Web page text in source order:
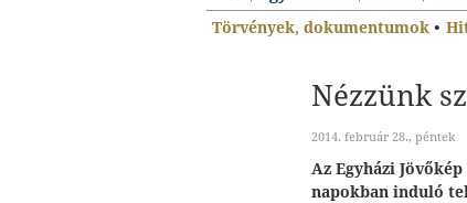
Törvények, dokumentumok •
Nézzünk
2014. február 28., péntek
Az Egyházi
napokban induló